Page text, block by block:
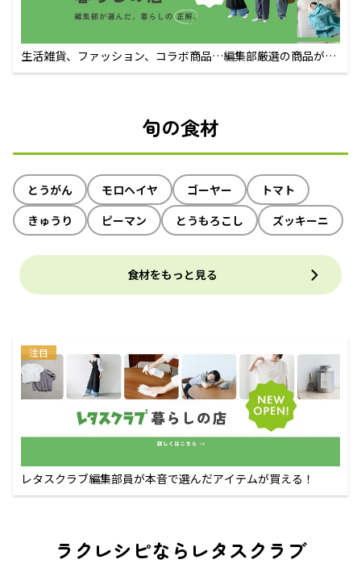
生活雑貨、ファッション、コラボ商品…編集部厳選の商品が買
えるECサイト
旬の食材
とうがん モロヘイヤ ゴーヤー
トマト
きゅうり
ピーマン とうもろこし ズッキーニ
食材をもっと見る
注目
レタスクラブ編集部員が本音で選んだアイテムが買える！
ラクレシピならレタスクラブ